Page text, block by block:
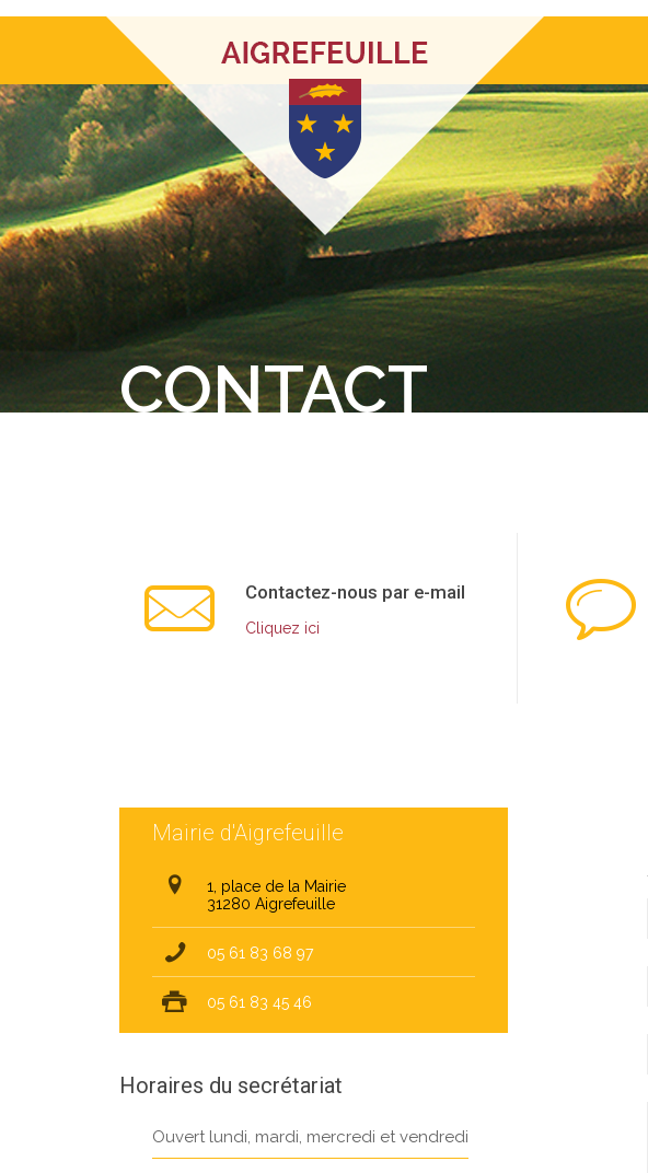
CONTACT
Contactez-nous par e-mail
Cliquez ici
Mairie d'Aigrefeuille
1, place de la Mairie
31280 Aigrefeuille
05 61 83 68 97
05 61 83 45 46
Horaires du secrétariat
Ouvert lundi, mardi, mercredi et vendredi